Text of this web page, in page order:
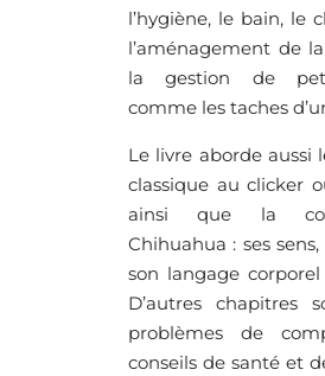
l’hygiène, le bain, le
l’aménagement de
la gestion de
comme les taches
Le livre aborde aussi
classique au clicker
ainsi que la
Chihuahua : ses
son langage corporel
D’autres chapitres
problèmes de
conseils de santé et